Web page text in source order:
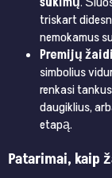
triskart
nemokamus
Premijų
simbolius
renkasi
daugiklius,
etapą.
Patarimai, kaip